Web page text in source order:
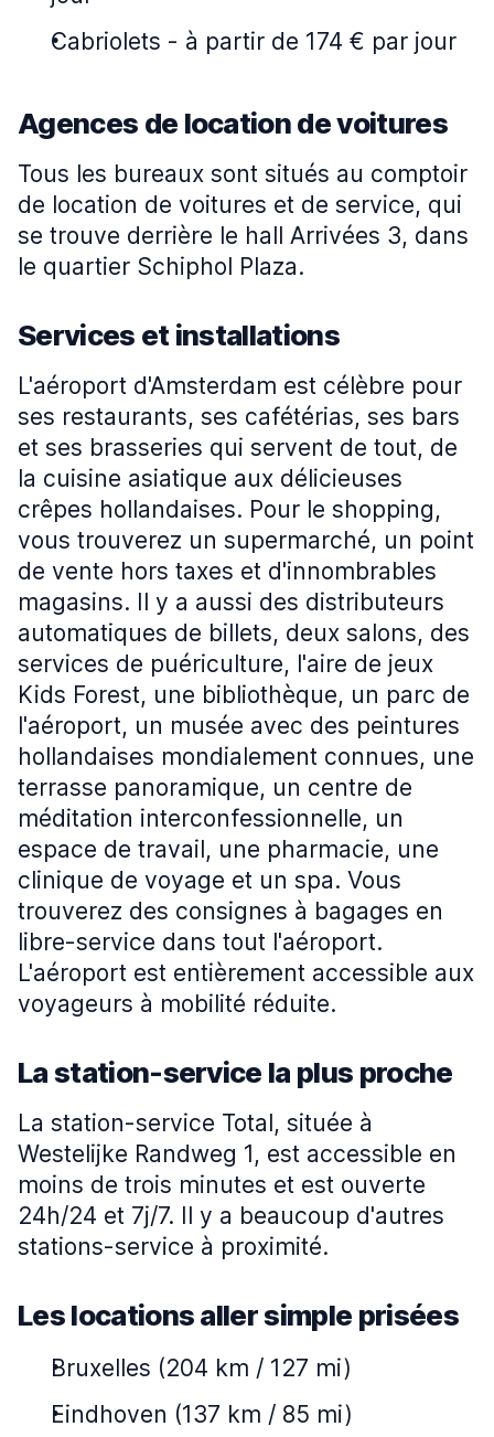
Cabriolets - à partir de 174 € par jour
Agences de location de voitures
Tous les bureaux sont situés au comptoir
de location de voitures et de service, qui
se trouve derrière le hall Arrivées 3, dans
le quartier Schiphol Plaza.
Services et installations
L'aéroport d'Amsterdam est célèbre pour
ses restaurants, ses cafétérias, ses bars
et ses brasseries qui servent de tout, de
la cuisine asiatique aux délicieuses
crêpes hollandaises. Pour le shopping,
vous trouverez un supermarché, un point
de vente hors taxes et d'innombrables
magasins. Il y a aussi des distributeurs
automatiques de billets, deux salons, des
services de puériculture, l'aire de jeux
Kids Forest, une bibliothèque, un parc de
l'aéroport, un musée avec des peintures
hollandaises mondialement connues, une
terrasse panoramique, un centre de
méditation interconfessionnelle, un
espace de travail, une pharmacie, une
clinique de voyage et un spa. Vous
trouverez des consignes à bagages en
libre-service dans tout l'aéroport.
L'aéroport est entièrement accessible aux
voyageurs à mobilité réduite.
La station-service la plus proche
La station-service Total, située à
Westelijke Randweg 1, est accessible en
moins de trois minutes et est ouverte
24h/24 et 7j/7. Il y a beaucoup d'autres
stations-service à proximité.
Les locations aller simple prisées
Bruxelles (204 km / 127 mi)
Eindhoven (137 km / 85 mi)